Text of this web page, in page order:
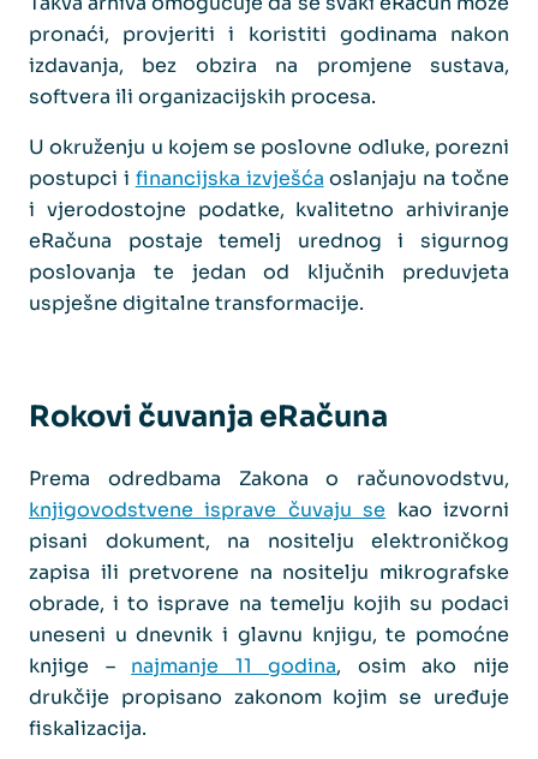
pronaći, provjeriti i koristiti godinama nakon
izdavanja, bez obzira na promjene sustava,
softvera ili organizacijskih procesa.
U okruženju u kojem se poslovne odluke, porezni
postupci i financijska izvješća oslanjaju na točne
i vjerodostojne podatke, kvalitetno arhiviranje
eRačuna postaje temelj urednog i sigurnog
poslovanja te jedan od ključnih preduvjeta
uspješne digitalne transformacije.
Rokovi čuvanja eRačuna
Prema odredbama Zakona o računovodstvu,
knjigovodstvene isprave čuvaju se kao izvorni
pisani dokument, na nositelju elektroničkog
zapisa ili pretvorene na nositelju mikrografske
obrade, i to isprave na temelju kojih su podaci
uneseni u dnevnik i glavnu knjigu, te pomoćne
knjige – najmanje 11 godina, osim ako nije
drukčije propisano zakonom kojim se uređuje
fiskalizacija.